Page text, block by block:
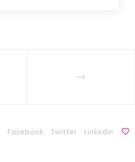
Facebook Twitter Linkedin